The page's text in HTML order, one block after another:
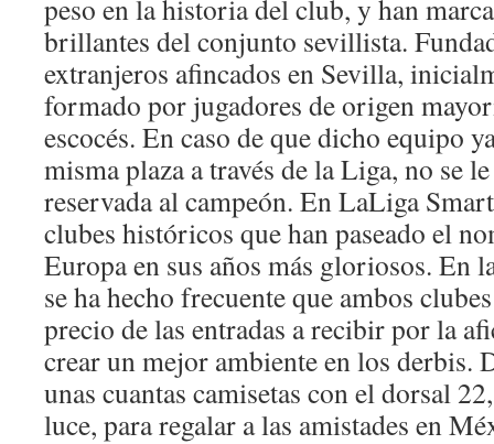
peso en la historia del club, y han
brillantes del conjunto sevillista.
extranjeros afincados en Sevilla,
formado por jugadores de origen
escocés. En caso de que dicho equipo
misma plaza a través de la Liga, no se
reservada al campeón. En LaLiga
clubes históricos que han paseado el
Europa en sus años más gloriosos. En
se ha hecho frecuente que ambos
precio de las entradas a recibir por la
crear un mejor ambiente en los derbis.
unas cuantas camisetas con el dorsal
luce, para regalar a las amistades en